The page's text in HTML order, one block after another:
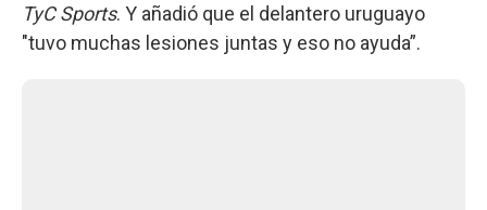
TyC Sports. Y añadió que el delantero uruguayo
"tuvo muchas lesiones juntas y eso no ayuda”.